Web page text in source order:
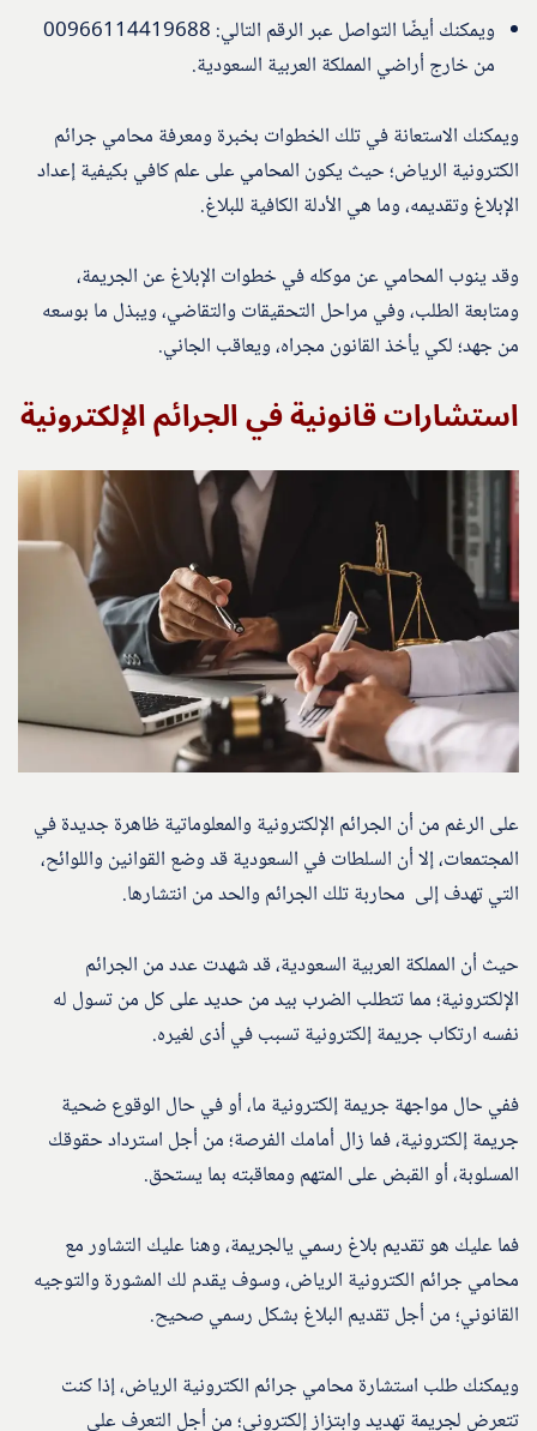
ويمكنك أيضًا التواصل عبر الرقم التالي: 00966114419688
من خارج أراضي المملكة العربية السعودية.
ويمكنك الاستعانة في تلك الخطوات بخبرة ومعرفة محامي جرائم
الكترونية الرياض؛ حيث يكون المحامي على علم كافي بكيفية إعداد
الإبلاغ وتقديمه، وما هي الأدلة الكافية للبلاغ.
وقد ينوب المحامي عن موكله في خطوات الإبلاغ عن الجريمة،
ومتابعة الطلب، وفي مراحل التحقيقات والتقاضي، ويبذل ما بوسعه
من جهد؛ لكي يأخذ القانون مجراه، ويعاقب الجاني.
استشارات قانونية في الجرائم الإلكترونية
على الرغم من أن الجرائم الإلكترونية والمعلوماتية ظاهرة جديدة في
المجتمعات، إلا أن السلطات في السعودية قد وضع القوانين واللوائح،
التي تهدف إلى محاربة تلك الجرائم والحد من انتشارها.
حيث أن المملكة العربية السعودية، قد شهدت عدد من الجرائم
الإلكترونية؛ مما تتطلب الضرب بيد من حديد على كل من تسول له
نفسه ارتكاب جريمة إلكترونية تسبب في أذى لغيره.
ففي حال مواجهة جريمة إلكترونية ما، أو في حال الوقوع ضحية
جريمة إلكترونية، فما زال أمامك الفرصة؛ من أجل استرداد حقوقك
المسلوبة، أو القبض على المتهم ومعاقبته بما يستحق.
فما عليك هو تقديم بلاغ رسمي يالجريمة، وهنا عليك التشاور مع
محامي جرائم الكترونية الرياض، وسوف يقدم لك المشورة والتوجيه
القانوني؛ من أجل تقديم البلاغ بشكل رسمي صحيح.
ويمكنك طلب استشارة محامي جرائم الكترونية الرياض، إذا كنت
تتعرض لجريمة تهديد وابتزاز إلكتروني؛ من أجل التعرف على